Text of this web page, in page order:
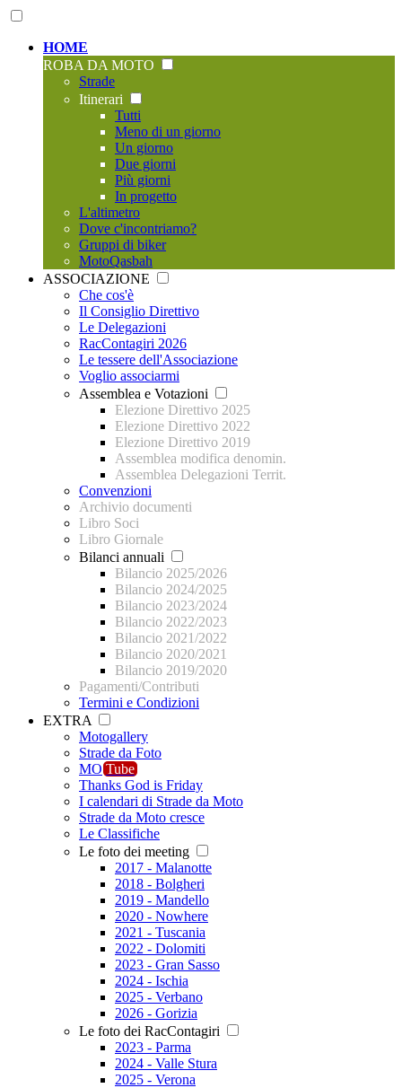
HOME
ROBA DA MOTO
Strade
Itinerari
Tutti
Meno di un giorno
Un giorno
Due giorni
Più giorni
In progetto
L'altimetro
Dove c'incontriamo?
Gruppi di biker
MotoQasbah
ASSOCIAZIONE
Che cos'è
Il Consiglio Direttivo
Le Delegazioni
RacContagiri 2026
Le tessere dell'Associazione
Voglio associarmi
Assemblea e Votazioni
Elezione Direttivo 2025
Elezione Direttivo 2022
Elezione Direttivo 2019
Assemblea modifica denomin.
Assemblea Delegazioni Territ.
Convenzioni
Archivio documenti
Libro Soci
Libro Giornale
Bilanci annuali
Bilancio 2025/2026
Bilancio 2024/2025
Bilancio 2023/2024
Bilancio 2022/2023
Bilancio 2021/2022
Bilancio 2020/2021
Bilancio 2019/2020
Pagamenti/Contributi
Termini e Condizioni
EXTRA
Motogallery
Strade da Foto
MO Tube
Thanks God is Friday
I calendari di Strade da Moto
Strade da Moto cresce
Le Classifiche
Le foto dei meeting
2017 - Malanotte
2018 - Bolgheri
2019 - Mandello
2020 - Nowhere
2021 - Tuscania
2022 - Dolomiti
2023 - Gran Sasso
2024 - Ischia
2025 - Verbano
2026 - Gorizia
Le foto dei RacContagiri
2023 - Parma
2024 - Valle Stura
2025 - Verona